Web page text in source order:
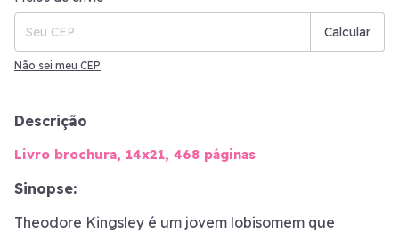
Calcular
Não sei meu CEP
Descrição
Livro brochura, 14x21, 468 páginas
Sinopse:
Theodore Kingsley é um jovem lobisomem que